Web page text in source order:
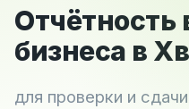
Отчётность
бизнеса в
для проверки и